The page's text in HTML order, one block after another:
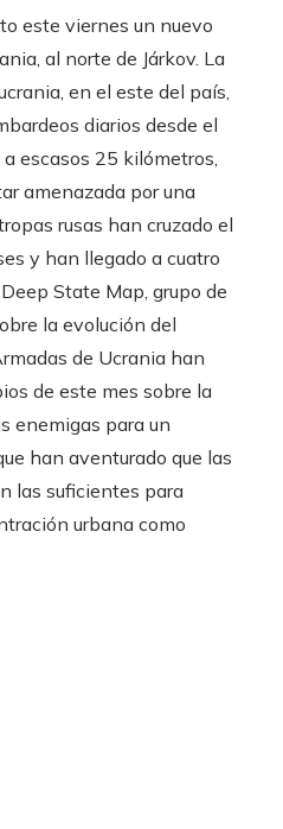
este viernes un nuevo
al norte de Járkov. La
en el este del país,
diarios desde el
escasos 25 kilómetros,
amenazada por una
rusas han cruzado el
y han llegado a cuatro
State Map, grupo de
la evolución del
de Ucrania han
de este mes sobre la
enemigas para un
han aventurado que las
las suficientes para
urbana como